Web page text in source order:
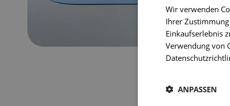
Wir verwenden
Ihrer
Einkaufserlebnis
Verwendung von
ANPASSEN